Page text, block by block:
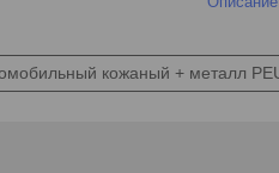
кожаный + металл